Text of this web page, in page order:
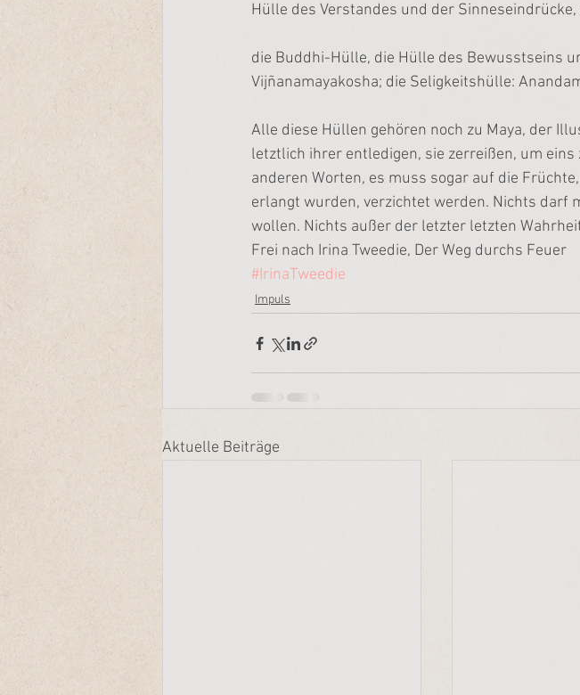
Hülle des Verstandes und der
die Buddhi-Hülle, die Hülle des Bewusstseins
Vijñanamayakosha; die Seligkeitshülle:
Alle diese Hüllen gehören noch zu Maya, der
letztlich ihrer entledigen, sie zerreißen, um
anderen Worten, es muss sogar auf die
erlangt wurden, verzichtet werden. Nichts darf
wollen. Nichts außer der letzter letzten
Frei nach Irina Tweedie, Der Weg durchs Feuer
#IrinaTweedie
Impuls
Aktuelle Beiträge